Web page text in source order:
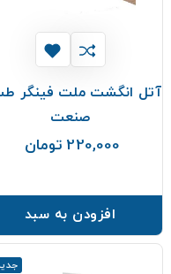
آتل انگشت ملت فینگر
صنعت
220,000 تومان
افزودن به سبد